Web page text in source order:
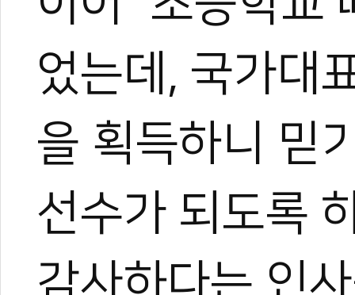
었는데, 국가대
을 획득하니 믿
선수가 되도록
감사하다는 인